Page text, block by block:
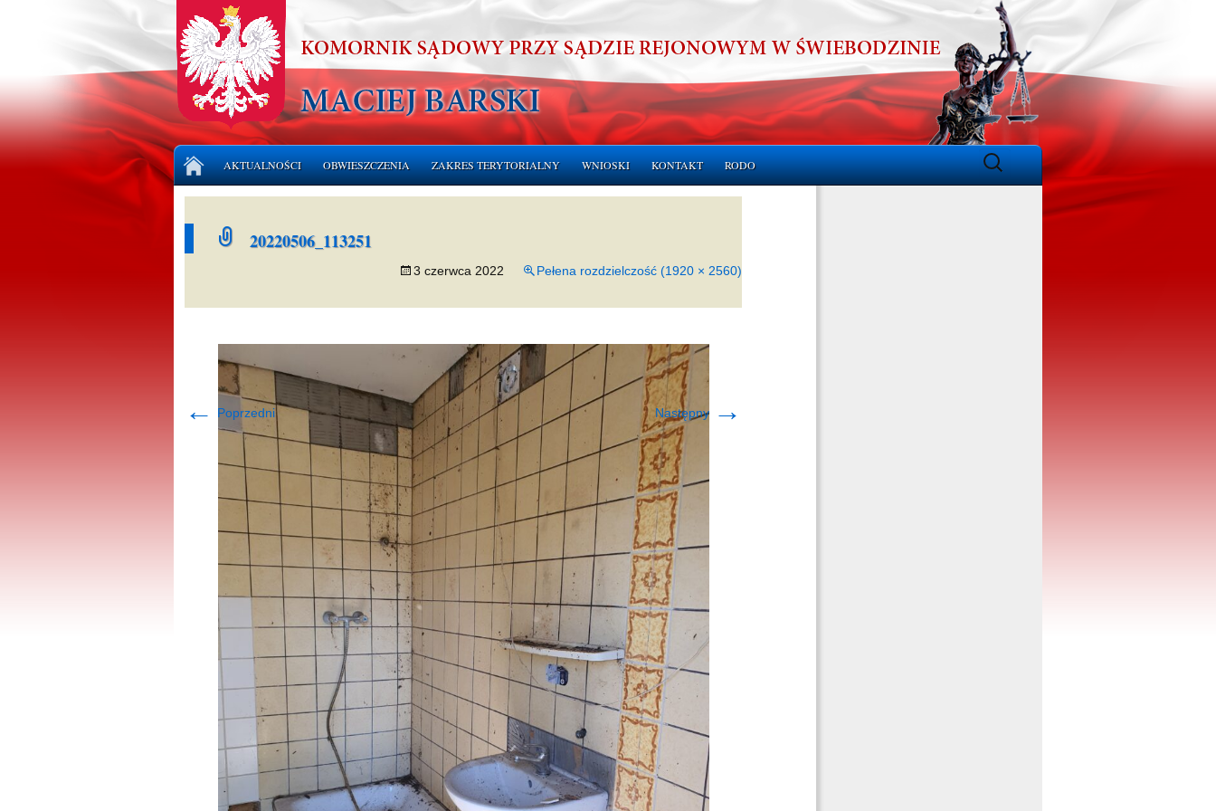
doAKTUALNOŚCI OBWIESZCZENIA
LICYTACJE RUCHOMOŚCI
ZAKRES TERYTORIALNY WNIOSKI KONTAKT RODO
Szukaj:
20220506_113251
3 czerwca 2022 Pełena rozdzielczość (1920 × 2560)
← Poprzedni Następny →